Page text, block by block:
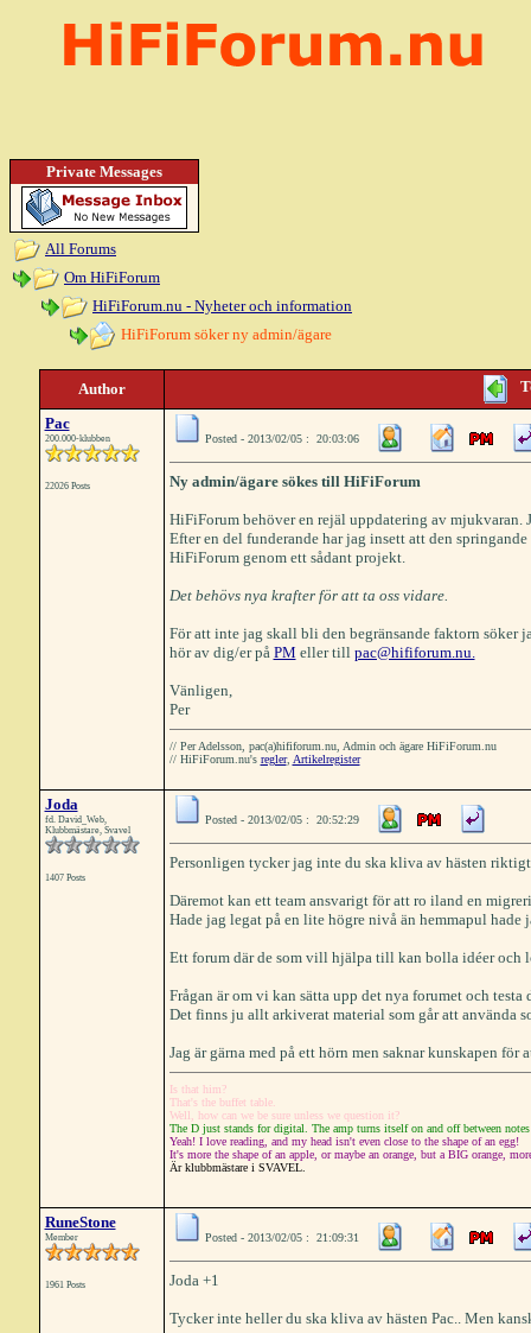
Private Messages
All Forums
Om HiFiForum
HiFiForum.nu - Nyheter och information
HiFiForum söker ny admin/ägare
Author
Pac
200.000-klubben
22026 Posts
Posted - 2013/02/05 : 20:03:06
Ny admin/ägare sökes till HiFiForum
HiFiForum behöver en rejäl uppdatering av mjukvaran.
Efter en del funderande har jag insett att den
HiFiForum genom ett sådant projekt.
Det behövs nya krafter för att ta oss vidare.
För att inte jag skall bli den begränsande faktorn söker
hör av dig/er på PM eller till pac@hififorum.nu.
Vänligen,
Per
// Per Adelsson, pac(a)hififorum.nu, Admin och ägare HiFiForum.nu
// HiFiForum.nu's regler, Artikelregister
Joda
fd. David_Web,
Klubbmästare, Svavel
1407 Posts
Posted - 2013/02/05 : 20:52:29
Personligen tycker jag inte du ska kliva av hästen
Däremot kan ett team ansvarigt för att ro iland en
Hade jag legat på en lite högre nivå än hemmapul
Ett forum där de som vill hjälpa till kan bolla idéer och
Frågan är om vi kan sätta upp det nya forumet och
Det finns ju allt arkiverat material som går att använda
Jag är gärna med på ett hörn men saknar kunskapen för
Is that him?
That's the buffet table.
Well, how can we be sure unless we question it?
The D just stands for digital. The amp turns itself on and off between notes
Yeah! I love reading, and my head isn't even close to the shape of an egg!
It's more the shape of an apple, or maybe an orange, but a BIG orange,
Är klubbmästare i SVAVEL.
RuneStone
Member
1961 Posts
Posted - 2013/02/05 : 21:09:31
Joda +1
Tycker inte heller du ska kliva av hästen Pac.. Men